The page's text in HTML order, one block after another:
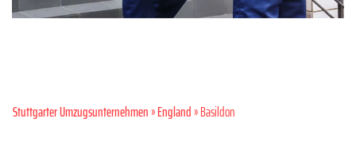
Stuttgarter Umzugsunternehmen»England» Basildon